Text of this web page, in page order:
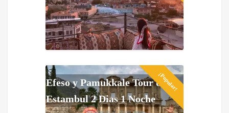
¡Popular!
Efeso y Pamukkale Tour de
Estambul 2 Dias 1 Noche